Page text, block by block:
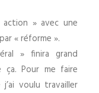
» avec une
« réforme ».
» finira grand
ça. Pour me faire
voulu travailler